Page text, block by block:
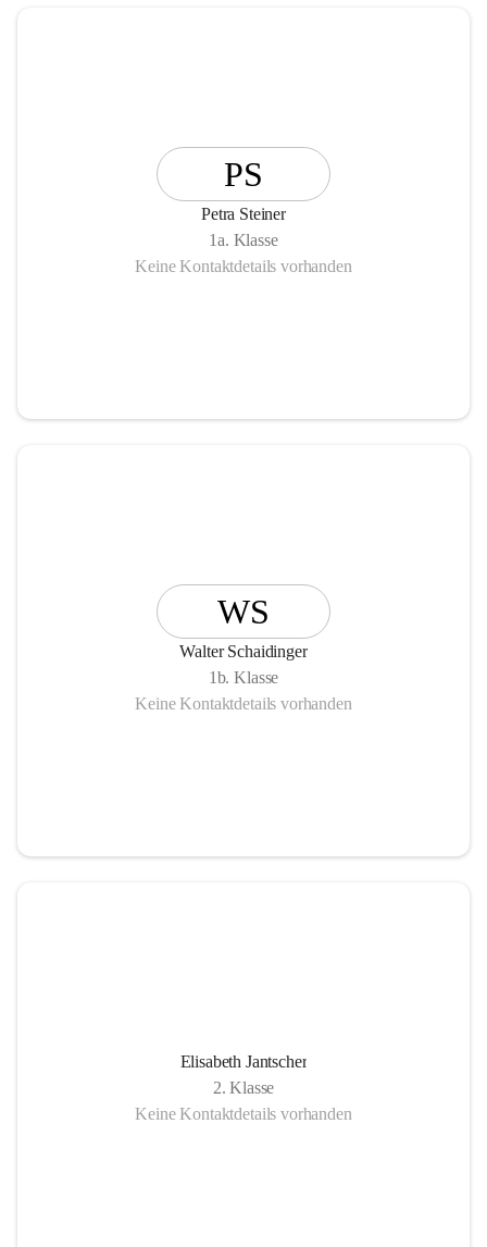
PS
Petra Steiner
1a. Klasse
Keine Kontaktdetails vorhanden
WS
Walter Schaidinger
1b. Klasse
Keine Kontaktdetails vorhanden
Elisabeth Jantscher
2. Klasse
Keine Kontaktdetails vorhanden